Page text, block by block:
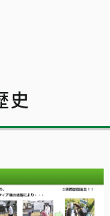
作成および第三者提
史